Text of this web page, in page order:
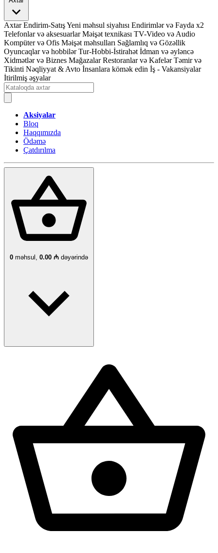
Axtar Endirim-SatışYeni məhsul siyahısı Endirimlər və Fayda x2
Telefonlar və aksesuarlar Məişət texnikası TV-Video və Audio
Kompüter və Ofis Məişət məhsulları Sağlamlıq və Gözəllik
Oyuncaqlar və hobbilər Tur-Hobbi-İstirahət İdman və əyləncə
Xidmətlər və Biznes Mağazalar Restoranlar və Kafelər Təmir və
Tikinti Nəqliyyat & Avto İnsanlara kömək edin İş - Vakansiyalar
İtirilmiş əşyalar
Aksiyalar
Bloq
Haqqımızda
Ödəmə
Çatdırılma
0 məhsul, 0.00 ₼ dəyərində